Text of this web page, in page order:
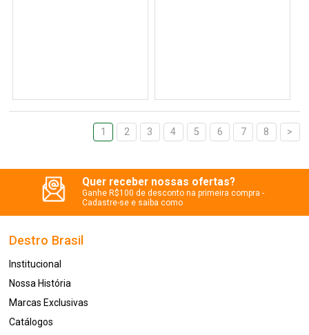
1 2 3 4 5 6 7 8 >
Quer receber nossas ofertas?
Ganhe R$100 de desconto na primeira compra -
Cadastre-se e saiba como
Destro Brasil
Institucional
Nossa História
Marcas Exclusivas
Catálogos